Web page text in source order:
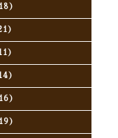
）
）
）
）
）
）